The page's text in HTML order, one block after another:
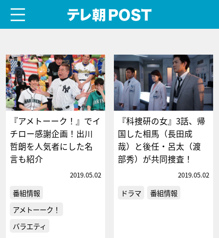
『アメトーーク！』でイ
チロー感謝企画！出川
哲朗を人気者にした名
言も紹介
2019.05.02
番組情報
アメトーーク！
バラエティ
『科捜研の女』3話、帰
国した相馬（長田成
哉）と後任・呂太（渡
部秀）が共同捜査！
2019.05.02
ドラマ 番組情報